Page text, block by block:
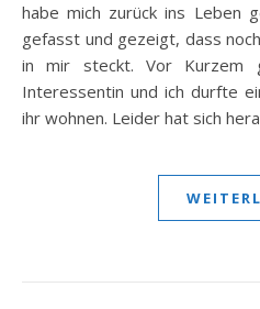
habe mich zurück ins Leben
gefasst und gezeigt, dass
in mir steckt. Vor Kurzem
Interessentin und ich durfte
ihr wohnen. Leider hat sich